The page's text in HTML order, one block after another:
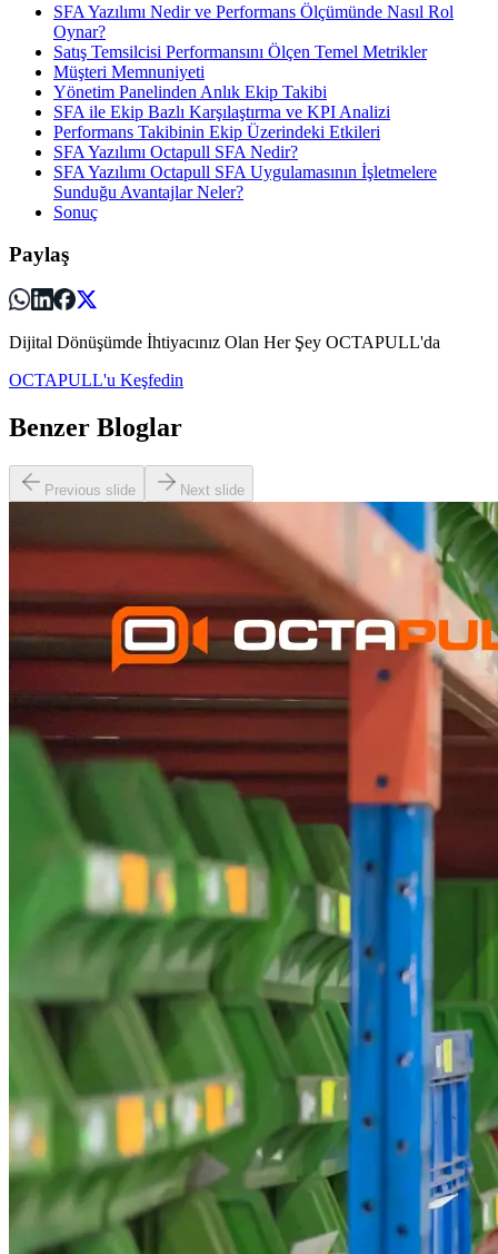
SFA Yazılımı Nedir ve Performans Ölçümünde Nasıl Rol
Oynar?
Satış Temsilcisi Performansını Ölçen Temel Metrikler
Müşteri Memnuniyeti
Yönetim Panelinden Anlık Ekip Takibi
SFA ile Ekip Bazlı Karşılaştırma ve KPI Analizi
Performans Takibinin Ekip Üzerindeki Etkileri
SFA Yazılımı Octapull SFA Nedir?
SFA Yazılımı Octapull SFA Uygulamasının İşletmelere
Sunduğu Avantajlar Neler?
Sonuç
Paylaş
Dijital Dönüşümde İhtiyacınız Olan Her Şey OCTAPULL'da
OCTAPULL'u Keşfedin
Benzer Bloglar
Previous slide Next slide